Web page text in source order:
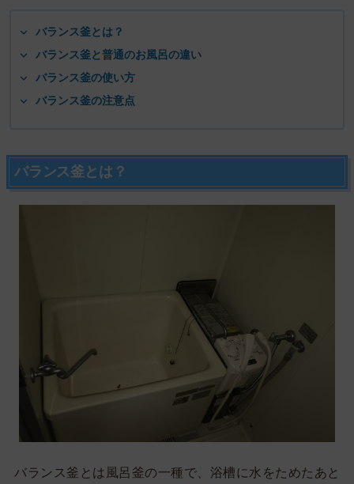
バランス釜とは？
バランス釜と普通のお風呂の違い
バランス釜の使い方
バランス釜の注意点
バランス釜とは？
バランス釜とは風呂釜の一種で、浴槽に水をためたあと